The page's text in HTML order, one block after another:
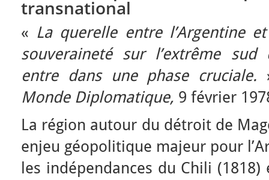
transnational
« La querelle entre l’Argentine
souveraineté sur l’extrême
entre dans une phase cruciale.
Monde Diplomatique, 9 février
La région autour du détroit de
enjeu géopolitique majeur pour
les indépendances du Chili (1818)